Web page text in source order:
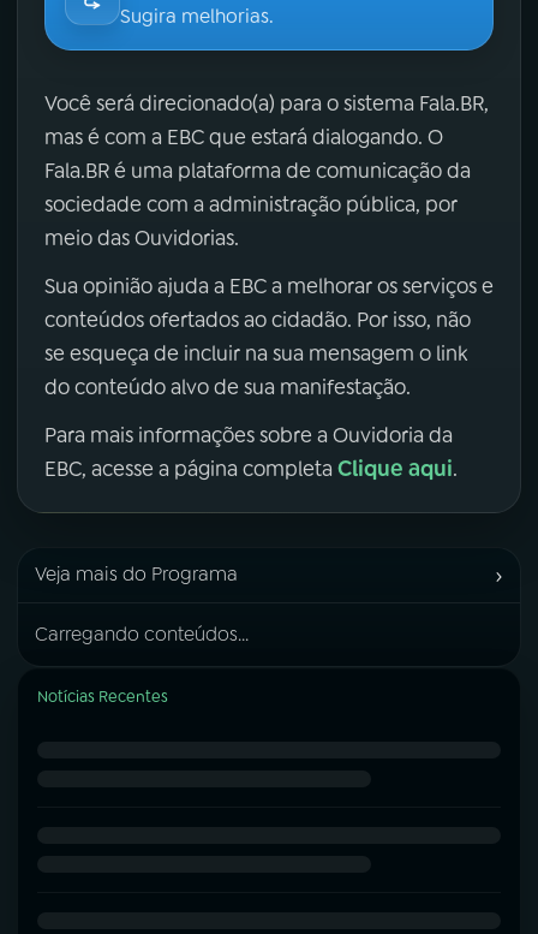
Sugira melhorias.
Você será direcionado(a) para o sistema Fala.BR,
mas é com a EBC que estará dialogando. O
Fala.BR é uma plataforma de comunicação da
sociedade com a administração pública, por
meio das Ouvidorias.
Sua opinião ajuda a EBC a melhorar os serviços e
conteúdos ofertados ao cidadão. Por isso, não
se esqueça de incluir na sua mensagem o link
do conteúdo alvo de sua manifestação.
Para mais informações sobre a Ouvidoria da
EBC, acesse a página completa Clique aqui.
Veja mais do Programa ›
Carregando conteúdos...
Notícias Recentes